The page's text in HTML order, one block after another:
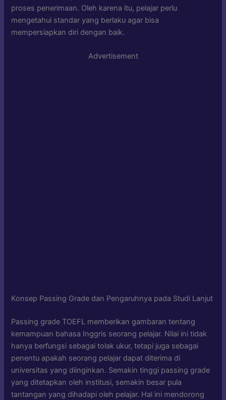
proses penerimaan. Oleh karena itu, pelajar perlu
mengetahui standar yang berlaku agar bisa
mempersiapkan diri dengan baik.
Advertisement
Konsep Passing Grade dan Pengaruhnya pada Studi Lanjut
Passing grade TOEFL memberikan gambaran tentang
kemampuan bahasa Inggris seorang pelajar. Nilai ini tidak
hanya berfungsi sebagai tolak ukur, tetapi juga sebagai
penentu apakah seorang pelajar dapat diterima di
universitas yang diinginkan. Semakin tinggi passing grade
yang ditetapkan oleh institusi, semakin besar pula
tantangan yang dihadapi oleh pelajar. Hal ini mendorong